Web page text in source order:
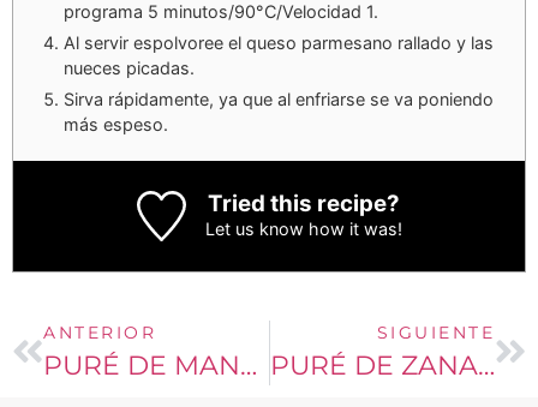
programa 5 minutos/90°C/Velocidad 1.
Al servir espolvoree el queso parmesano rallado y las
nueces picadas.
Sirva rápidamente, ya que al enfriarse se va poniendo
más espeso.
Tried this recipe?
Let us know how it was!
ANTERIOR
PURÉ DE MANZANAS CON NUECES
SIGUIENTE
PURÉ DE ZANAHORIAS